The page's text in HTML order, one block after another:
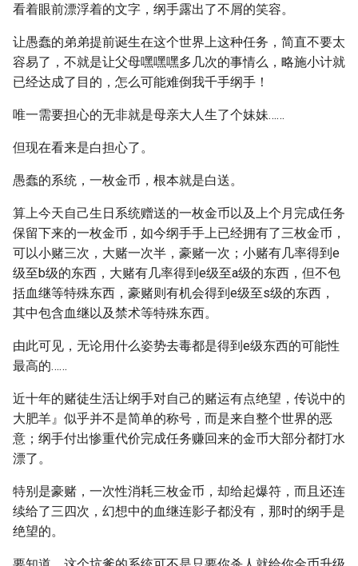
看着眼前漂浮着的文字，纲手露出了不屑的笑容。
让愚蠢的弟弟提前诞生在这个世界上这种任务，简直不要太
容易了，不就是让父母嘿嘿嘿多几次的事情么，略施小计就
已经达成了目的，怎么可能难倒我千手纲手！
唯一需要担心的无非就是母亲大人生了个妹妹……
但现在看来是白担心了。
愚蠢的系统，一枚金币，根本就是白送。
算上今天自己生日系统赠送的一枚金币以及上个月完成任务
保留下来的一枚金币，如今纲手手上已经拥有了三枚金币，
可以小赌三次，大赌一次半，豪赌一次；小赌有几率得到e
级至b级的东西，大赌有几率得到e级至a级的东西，但不包
括血继等特殊东西，豪赌则有机会得到e级至s级的东西，
其中包含血继以及禁术等特殊东西。
由此可见，无论用什么姿势去毒都是得到e级东西的可能性
最高的……
近十年的赌徒生活让纲手对自己的赌运有点绝望，传说中的
大肥羊』似乎并不是简单的称号，而是来自整个世界的恶
意；纲手付出惨重代价完成任务赚回来的金币大部分都打水
漂了。
特别是豪赌，一次性消耗三枚金币，却给起爆符，而且还连
续给了三四次，幻想中的血继连影子都没有，那时的纲手是
绝望的。